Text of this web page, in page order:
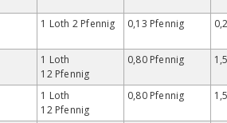
1 Loth 2 Pfennig 0,13 Pfennig
1 Loth
12 Pfennig
0,80 Pfennig
1 Loth
12 Pfennig
0,80 Pfennig